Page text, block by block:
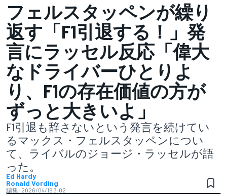
フェルスタッペンが繰り
返す「F1引退する！」発
言にラッセル反応「偉大
なドライバーひとりよ
り、F1の存在価値の方が
ずっと大きいよ」
F1引退も辞さないという発言を続けてい
るマックス・フェルスタッペンについ
て、ライバルのジョージ・ラッセルが語
った。
Ed Hardy
Ronald Vording
編集: 2026/04/19 3:02